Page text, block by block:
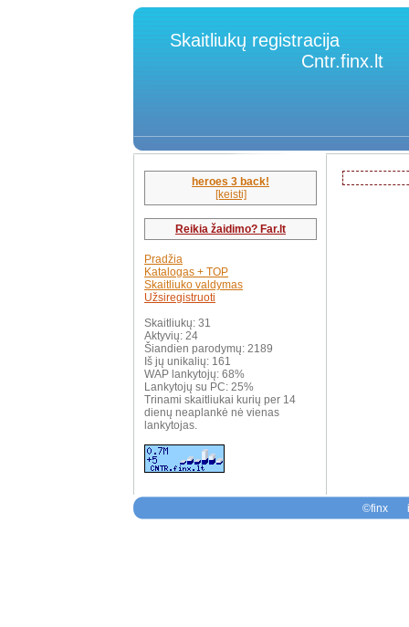
Skaitliukų registracija
Cntr.finx.lt
heroes 3 back!
[keisti]
Reikia žaidimo? Far.lt
Pradžia
Katalogas + TOP
Skaitliuko valdymas
Užsiregistruoti
Skaitliukų: 31
Aktyvių: 24
Šiandien parodymų: 2189
Iš jų unikalių: 161
WAP lankytojų: 68%
Lankytojų su PC: 25%
Trinami skaitliukai kurių per 14
dienų neaplankė nė vienas
lankytojas.
©finx